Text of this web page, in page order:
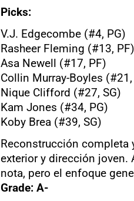
Picks:
V.J. Edgecombe (#4, PG)
Rasheer Fleming (#13, PF)
Asa Newell (#17, PF)
Collin Murray-Boyles (#21,
Nique Clifford (#27, SG)
Kam Jones (#34, PG)
Koby Brea (#39, SG)
Reconstrucción completa
exterior y dirección
nota, pero el enfoque
Grade: A-